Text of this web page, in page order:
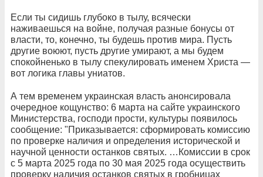
Если ты сидишь глубоко в тылу, всячески
наживаешься на войне, получая разные бонусы от
власти, то, конечно, ты будешь против мира. Пусть
другие воюют, пусть другие умирают, а мы будем
спокойненько в тылу спекулировать именем Христа —
вот логика главы униатов.
А тем временем украинская власть анонсировала
очередное кощунство: 6 марта на сайте украинского
Министерства, господи прости, культуры появилось
сообщение: "Приказывается: сформировать комиссию
по проверке наличия и определения исторической и
научной ценности останков святых. …Комиссии в срок
с 5 марта 2025 года по 30 мая 2025 года осуществить
проверку наличия останков святых в гробницах